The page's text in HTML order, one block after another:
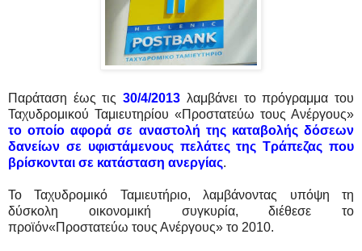
Παράταση έως τις30/4/2013 λαμβάνει το πρόγραμμα του
Ταχυδρομικού Ταμιευτηρίου «Προστατεύω τους Ανέργους»
το οποίο αφορά σε αναστολή της καταβολής δόσεων
δανείων σε υφιστάμενους πελάτες της Τράπεζας που
βρίσκονται σε κατάσταση ανεργίας.
Το Ταχυδρομικό Ταμιευτήριο, λαμβάνοντας υπόψη τη
δύσκολη οικονομική συγκυρία, διέθεσε το
προϊόν«Προστατεύω τους Ανέργους» το 2010.